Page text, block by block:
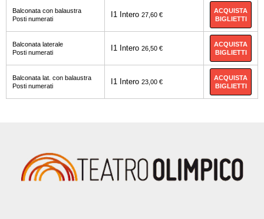
Balconata con balaustra
Posti numerati
I1 Intero 27,60 €
ACQUISTA
BIGLIETTI
Balconata laterale
Posti numerati
I1 Intero 26,50 €
ACQUISTA
BIGLIETTI
Balconata lat. con balaustra
Posti numerati
I1 Intero 23,00 €
ACQUISTA
BIGLIETTI